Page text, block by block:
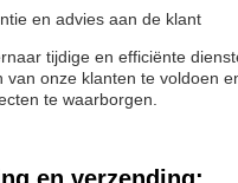
en advies aan de klant
tijdige en efficiënte
van onze klanten te voldoen
te waarborgen.